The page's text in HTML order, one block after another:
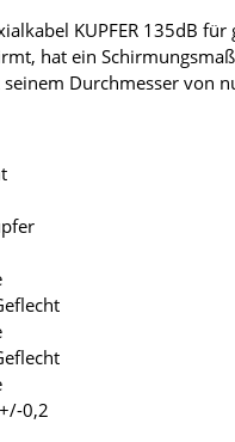
KUPFER 135dB
hat ein
Durchmesser von
0,2